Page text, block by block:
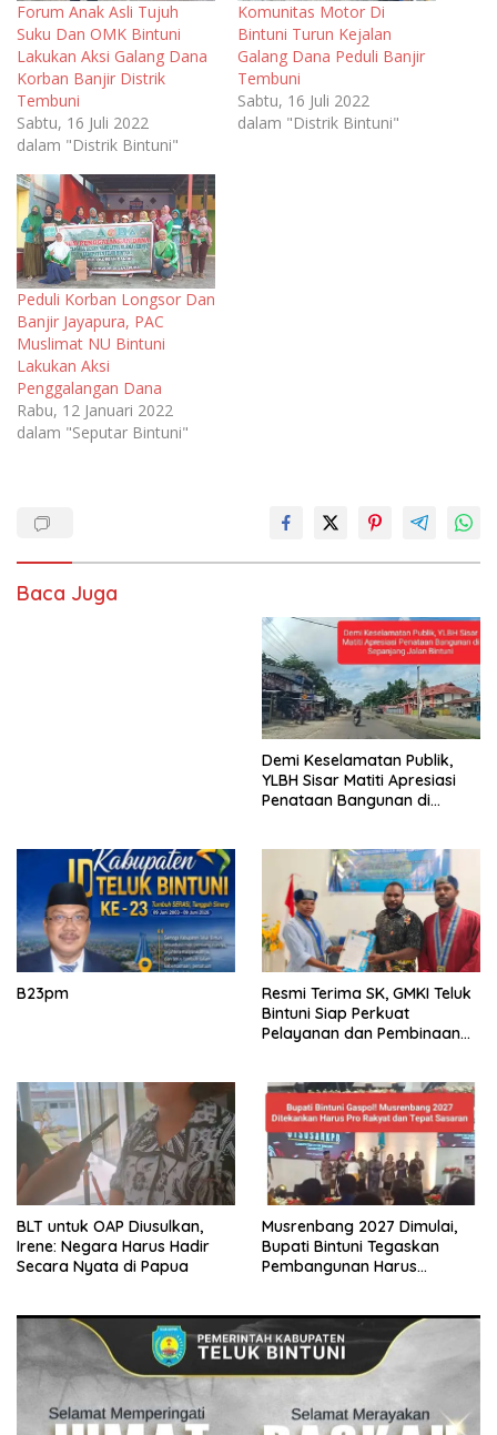
Forum Anak Asli Tujuh
Suku Dan OMK Bintuni
Lakukan Aksi Galang Dana
Korban Banjir Distrik
Tembuni
Sabtu, 16 Juli 2022
dalam "Distrik Bintuni"
Komunitas Motor Di
Bintuni Turun Kejalan
Galang Dana Peduli Banjir
Tembuni
Sabtu, 16 Juli 2022
dalam "Distrik Bintuni"
Peduli Korban Longsor Dan
Banjir Jayapura, PAC
Muslimat NU Bintuni
Lakukan Aksi
Penggalangan Dana
Rabu, 12 Januari 2022
dalam "Seputar Bintuni"
Baca Juga
Demi Keselamatan Publik,
YLBH Sisar Matiti Apresiasi
Penataan Bangunan di
B23pm
Resmi Terima SK, GMKI Teluk
Bintuni Siap Perkuat
Pelayanan dan Pembinaan
BLT untuk OAP Diusulkan,
Irene: Negara Harus Hadir
Secara Nyata di Papua
Musrenbang 2027 Dimulai,
Bupati Bintuni Tegaskan
Pembangunan Harus